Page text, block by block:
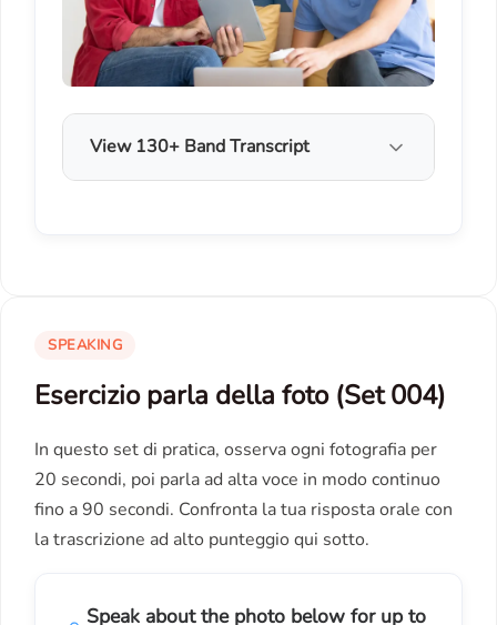
View 130+ Band Transcript
SPEAKING
Esercizio parla della foto (Set 004)
In questo set di pratica, osserva ogni fotografia per
20 secondi, poi parla ad alta voce in modo continuo
fino a 90 secondi. Confronta la tua risposta orale con
la trascrizione ad alto punteggio qui sotto.
Speak about the photo below for up to